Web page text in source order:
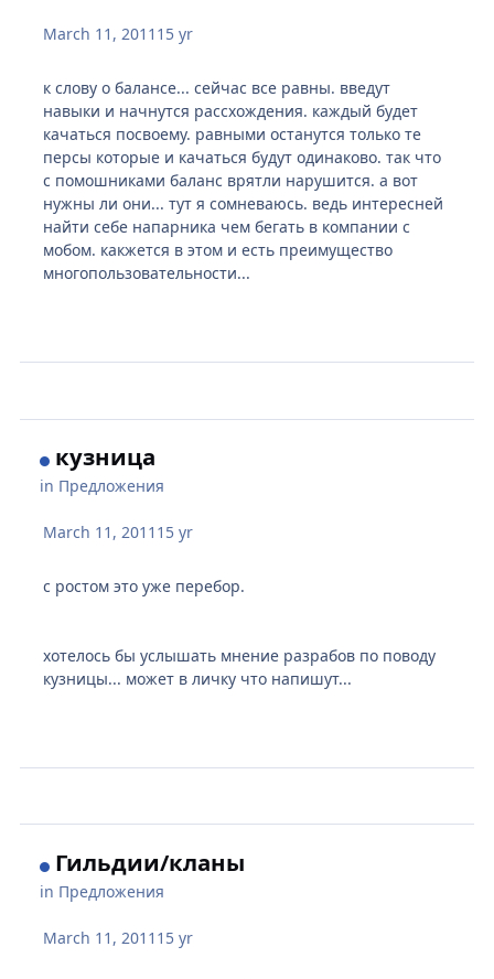
March 11, 2011 15 yr
к слову о балансе... сейчас все равны. введут
навыки и начнутся рассхождения. каждый будет
качаться посвоему. равными останутся только те
персы которые и качаться будут одинаково. так что
с помошниками баланс врятли нарушится. а вот
нужны ли они... тут я сомневаюсь. ведь интересней
найти себе напарника чем бегать в компании с
мобом. какжется в этом и есть преимущество
многопользовательности...
кузница
in Предложения
March 11, 2011 15 yr
с ростом это уже перебор.
хотелось бы услышать мнение разрабов по поводу
кузницы... может в личку что напишут...
Гильдии/кланы
in Предложения
March 11, 2011 15 yr